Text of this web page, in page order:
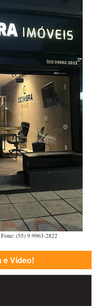
(55) 9.9963-2822
e Vídeo!